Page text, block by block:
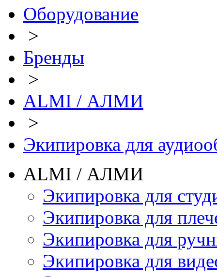
Оборудование
>
Бренды
>
ALMI / АЛМИ
>
Экипировка для
ALMI / АЛМИ
Экипировка для
Экипировка для
Экипировка для
Экипировка для